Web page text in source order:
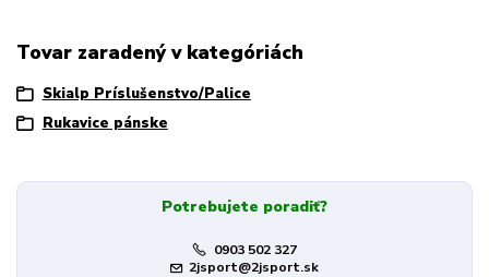
Tovar zaradený v kategóriách
Skialp Príslušenstvo/Palice
Rukavice pánske
Potrebujete poradiť?
0903 502 327
2jsport@2jsport.sk